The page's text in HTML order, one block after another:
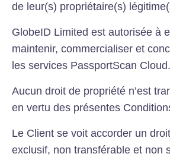
de leur(s) propriétaire(s)
GlobeID Limited est autorisée à
maintenir, commercialiser et
les services PassportScan Cloud.
Aucun droit de propriété n’est
en vertu des présentes
Le Client se voit accorder un
exclusif, non transférable et non